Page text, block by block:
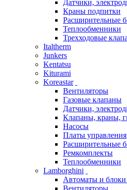
Датчики,
Краны подпитки
Расширительные
Теплообменники
Трехходовые
Italtherm
Junkers
Kentatsu
Kiturami
Koreastar
Вентиляторы
Газовые клапаны
Датчики,
Клапаны, краны,
Насосы
Платы управления
Расширительные
Ремкомплекты
Теплообменники
Lamborghini
Автоматы и блоки